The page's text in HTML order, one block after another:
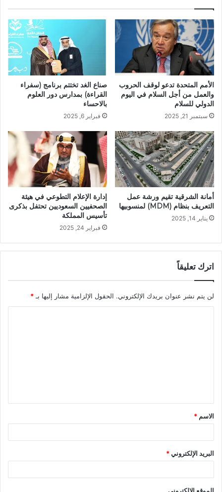
الأمم المتحدة تدعو لوقف الحروب
والعمل من أجل السلام في اليوم
الدولي للسلام
سبتمبر 21, 2025
صناع الغد تختتم برنامج (سفراء
القراءة) بمدارس دور العلوم
بالاحساء
فبراير 6, 2025
أمانة الشرقية تقيم ورشة عمل
التعريف بنظام (MDM) لمنسوبيها
يناير 14, 2025
إدارة الإعلام التطوعي في هيئة
الصحفيين السعوديين تحتفل بذكرى
تأسيس المملكة
فبراير 24, 2025
اترك تعليقاً
لن يتم نشر عنوان بريدك الإلكتروني. الحقول الإلزامية مشار إليها بـ *
ق
*
الاسم *
البريد الإلكتروني*